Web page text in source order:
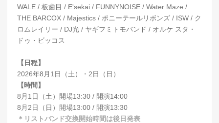
WALE / 板⻭目 / E'sekai / FUNNYNOISE / Water Maze /
THE BARCOX / Majestics / ポニーテールリボンズ / ISW / ク
ロムレイリー / DJ光 / ヤギフミトモバンド / オルケ スタ・
ドゥ・ビッコス
【日程】
2026年8月1日（土）・2日（日）
【時間】
8月1日（土）開場13:30 / 開演14:00
8月2日（日）開場13:00 / 開演13:30
＊リストバンド交換開始時間は後日発表